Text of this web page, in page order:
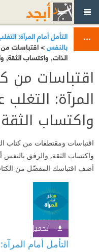
التأمل أمام المرآة:
بالنفس> اقتباسات من
الذات, واكتساب الثقة,
اقتباسات من
المرآة:
واكتساب
اقتباسات ومقتطفات من كتاب
واكتساب الثقة, والرفق بالنفس
أضف اقتباسك المفضّل من
تحميل الكتاب
التأمل أمام